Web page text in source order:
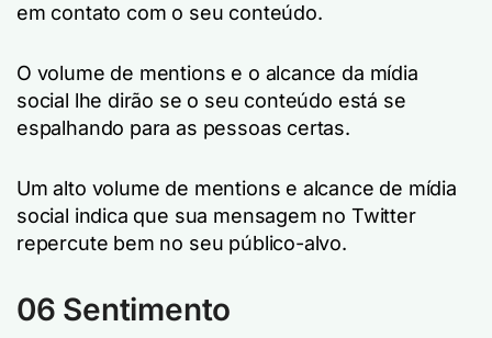
em contato com o seu conteúdo.
O volume de mentions e o alcance da mídia
social lhe dirão se o seu conteúdo está se
espalhando para as pessoas certas.
Um alto volume de mentions e alcance de mídia
social indica que sua mensagem no Twitter
repercute bem no seu público-alvo.
06 Sentimento